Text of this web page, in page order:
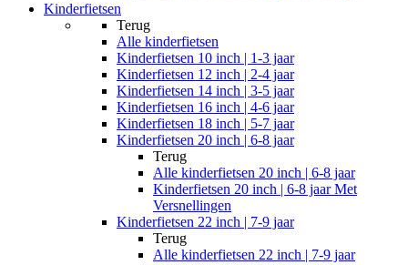
Kinderfietsen
Terug
Alle kinderfietsen
Kinderfietsen 10 inch | 1-3 jaar
Kinderfietsen 12 inch | 2-4 jaar
Kinderfietsen 14 inch | 3-5 jaar
Kinderfietsen 16 inch | 4-6 jaar
Kinderfietsen 18 inch | 5-7 jaar
Kinderfietsen 20 inch | 6-8 jaar
Terug
Alle kinderfietsen 20 inch | 6-8 jaar
Kinderfietsen 20 inch | 6-8 jaar Met
Versnellingen
Kinderfietsen 22 inch | 7-9 jaar
Terug
Alle kinderfietsen 22 inch | 7-9 jaar